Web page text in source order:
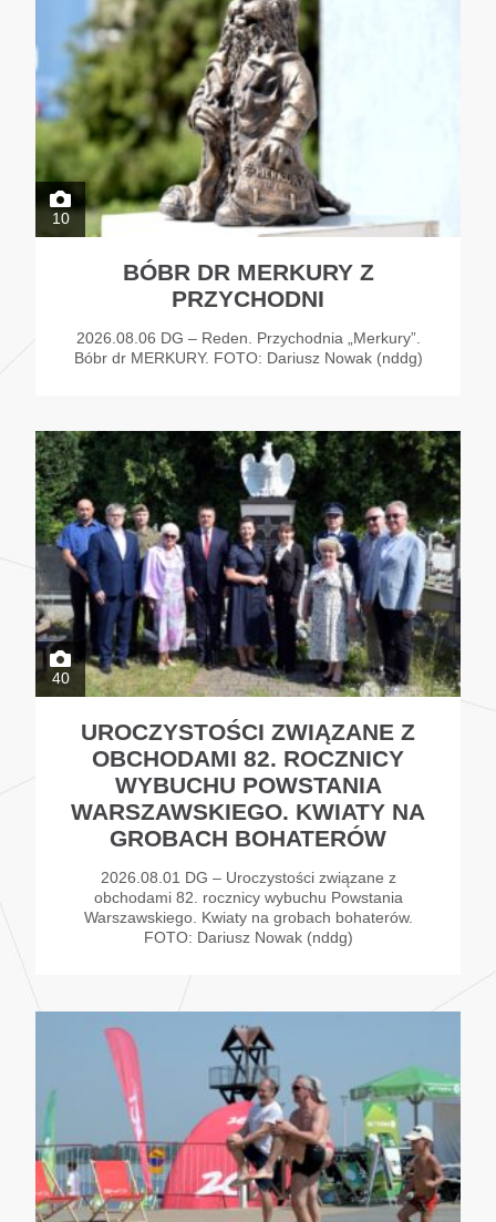
10
BÓBR DR MERKURY Z
PRZYCHODNI
2026.08.06 DG – Reden. Przychodnia „Merkury”.
Bóbr dr MERKURY. FOTO: Dariusz Nowak (nddg)
40
UROCZYSTOŚCI ZWIĄZANE Z
OBCHODAMI 82. ROCZNICY
WYBUCHU POWSTANIA
WARSZAWSKIEGO. KWIATY NA
GROBACH BOHATERÓW
2026.08.01 DG – Uroczystości związane z
obchodami 82. rocznicy wybuchu Powstania
Warszawskiego. Kwiaty na grobach bohaterów.
FOTO: Dariusz Nowak (nddg)